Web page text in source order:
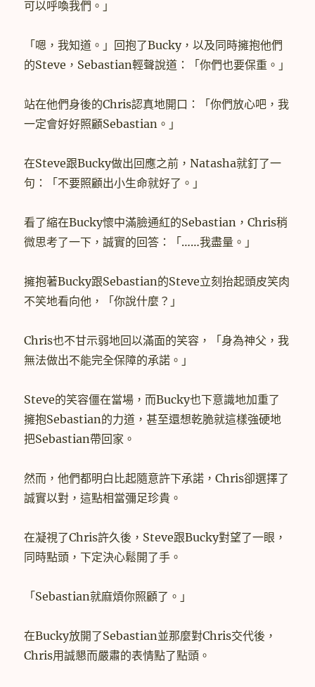
可以呼喚我們。」
「嗯，我知道。」回抱了Bucky，以及同時擁抱他們
的Steve，Sebastian輕聲說道：「你們也要保重。」
站在他們身後的Chris認真地開口：「你們放心吧，我
一定會好好照顧Sebastian。」
在Steve跟Bucky做出回應之前，Natasha就釘了一
句：「不要照顧出小生命就好了。」
看了縮在Bucky懷中滿臉通紅的Sebastian，Chris稍
微思考了一下，誠實的回答：「……我盡量。」
擁抱著Bucky跟Sebastian的Steve立刻抬起頭皮笑肉
不笑地看向他，「你說什麼？」
Chris也不甘示弱地回以滿面的笑容，「身為神父，我
無法做出不能完全保障的承諾。」
Steve的笑容僵在當場，而Bucky也下意識地加重了
擁抱Sebastian的力道，甚至還想乾脆就這樣強硬地
把Sebastian帶回家。
然而，他們都明白比起隨意許下承諾，Chris卻選擇了
誠實以對，這點相當彌足珍貴。
在凝視了Chris許久後，Steve跟Bucky對望了一眼，
同時點頭，下定決心鬆開了手。
「Sebastian就麻煩你照顧了。」
在Bucky放開了Sebastian並那麼對Chris交代後，
Chris用誠懇而嚴肅的表情點了點頭。